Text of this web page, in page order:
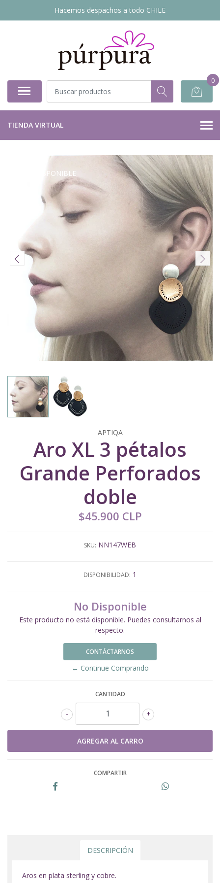
Hacemos despachos a todo CHILE
0
TIENDA VIRTUAL
NO DISPONIBLE
APTIQA
Aro XL 3 pétalos
Grande Perforados
doble
$45.900 CLP
SKU: NN147WEB
DISPONIBILIDAD: 1
No Disponible
Este producto no está disponible. Puedes consultarnos al
respecto.
CONTÁCTARNOS
← Continue Comprando
CANTIDAD
+
-
COMPARTIR
DESCRIPCIÓN
Aros en plata sterling y cobre.